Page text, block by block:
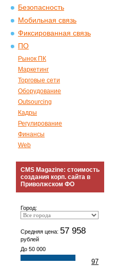
Безопасность
Мобильная связь
Фиксированная связь
ПО
Рынок ПК
Маркетинг
Торговые сети
Оборудование
Outsourcing
Кадры
Регулирование
Финансы
Web
CMS Magazine: стоимость
создания корп. сайта в
Приволжском ФО
Город:
Средняя цена: 57 958
рублей
До 50 000
97